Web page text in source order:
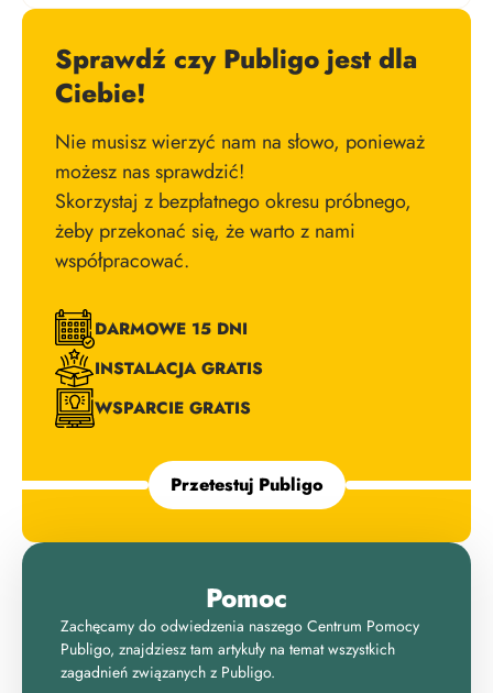
Sprawdź czy Publigo jest dla
Ciebie!
Nie musisz wierzyć nam na słowo, ponieważ
możesz nas sprawdzić!
Skorzystaj z bezpłatnego okresu próbnego,
żeby przekonać się, że warto z nami
współpracować.
DARMOWE 15 DNI
INSTALACJA GRATIS
WSPARCIE GRATIS
Przetestuj Publigo
Pomoc
Zachęcamy do odwiedzenia naszego Centrum Pomocy
Publigo, znajdziesz tam artykuły na temat wszystkich
zagadnień związanych z Publigo.